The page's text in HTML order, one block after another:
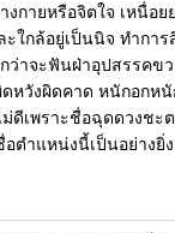
กายหรือจิตใจ เหนื่อย
ใกล้อยู่เป็นนิจ ทำการ
ว่าจะฟันฝ่าอุปสรรคข
หวังผิดคาด หนักอกห
ดีเพราะชื่อฉุดดวงชะ
ตำแหน่งนี้เป็นอย่างยิ่ง